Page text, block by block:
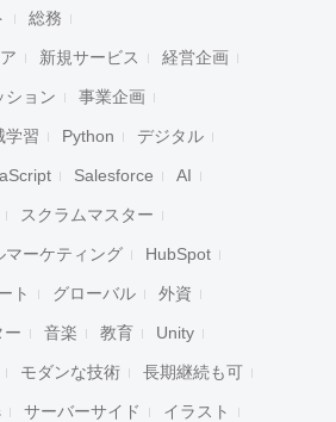
総務
新規サービス 経営企画
ション 事業企画
学習 Python デジタル
Salesforce AI
スクラムマスター
マーケティング HubSpot
ト グローバル 外資
ー 音楽 教育 Unity
モダンな技術 長期継続も可
サーバーサイド イラスト